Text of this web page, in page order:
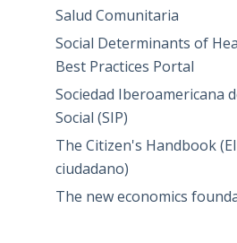
Salud Comunitaria
Social Determinants of
Best Practices Portal
Sociedad Iberoamericana
Social (SIP)
The Citizen's Handbook
ciudadano)
The new economics